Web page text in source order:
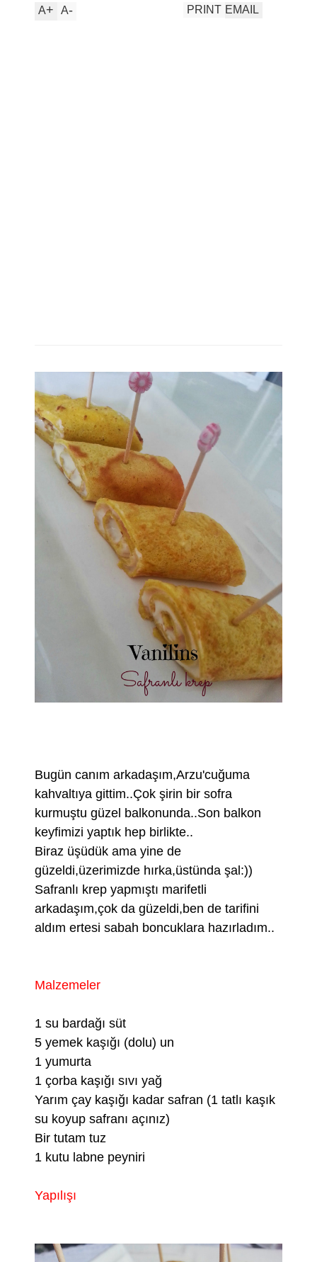
A+ A- EMAIL
PRINT
Bugün canım arkadaşım,Arzu'cuğuma
kahvaltıya gittim..Çok şirin bir sofra
kurmuştu güzel balkonunda..Son balkon
keyfimizi yaptık hep birlikte..
Biraz üşüdük ama yine de
güzeldi,üzerimizde hırka,üstünda şal:))
Safranlı krep yapmıştı marifetli
arkadaşım,çok da güzeldi,ben de tarifini
aldım ertesi sabah boncuklara hazırladım..
Malzemeler
1 su bardağı süt
5 yemek kaşığı (dolu) un
1 yumurta
1 çorba kaşığı sıvı yağ
Yarım çay kaşığı kadar safran (1 tatlı kaşık
su koyup safranı açınız)
Bir tutam tuz
1 kutu labne peyniri
Yapılışı